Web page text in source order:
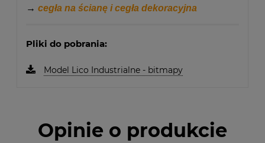
→ cegła na ścianę i cegła dekoracyjna
Pliki do pobrania:
Model Lico Industrialne - bitmapy
Opinie o produkcie